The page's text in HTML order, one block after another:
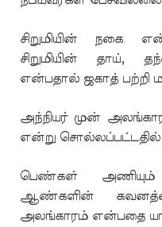
சிறுமியின் நகை
சிறுமியின் தாய்,
என்பதால் ஜகாத் பற்றி
அந்நியர் முன்
என்று சொல்லப்பட்டதில்
பெண்கள்
ஆண்களின்
அலங்காரம் என்பதை